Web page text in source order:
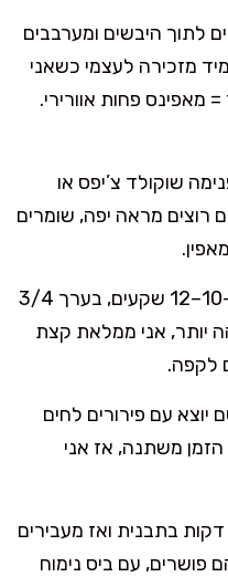
לתוך היבשים ומערבבים
מזכירה לעצמי כשאני
מאפינס פחות אוורירי.
שוקולד צ’יפס או
רוצים מראה יפה, שומרים
: מחלקים ל-10–12 שקעים, בערך 3/4
יותר, אני ממלאת קצת
לקפה.
יוצא עם פירורים לחים
הזמן משתנה, אז אני
: נותנים להם לנוח 5 דקות בתבנית ואז מעבירים
עם ביס נימוח